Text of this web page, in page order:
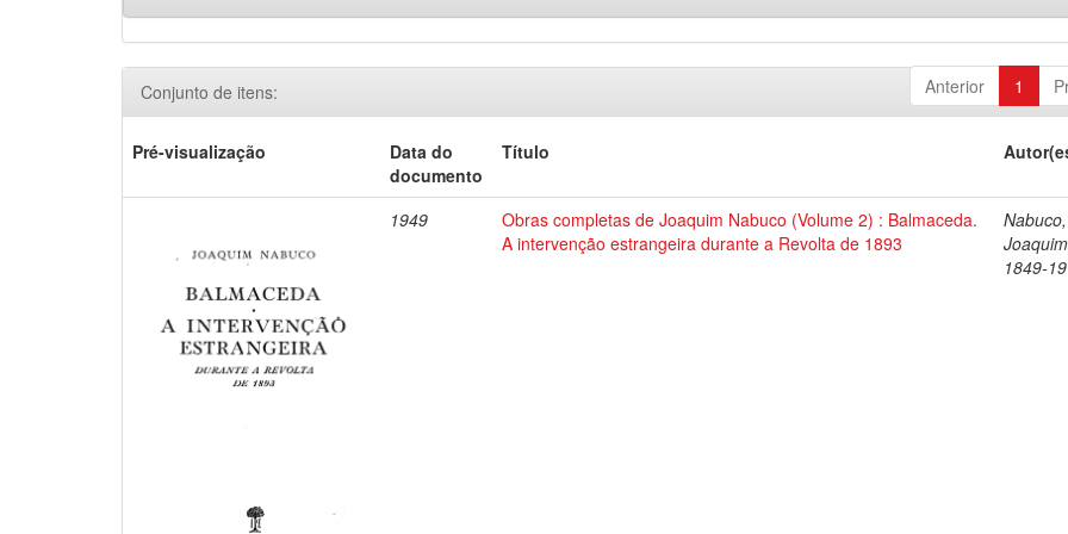
Anterior 1
Conjunto de itens:
Pré-visualização
Data do
documento
Título
1949
Obras completas de Joaquim Nabuco (Volume 2) : Balmaceda.
A intervenção estrangeira durante a Revolta de 1893
Nabuco,
1849-